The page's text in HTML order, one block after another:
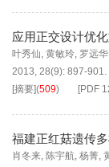
应用正交设计优
叶秀仙, 黄敏玲, 罗远华
2013, 28(9): 897-901.
[摘要](509) [PDF
福建正红菇遗传
肖冬来, 陈宇航, 杨菁,